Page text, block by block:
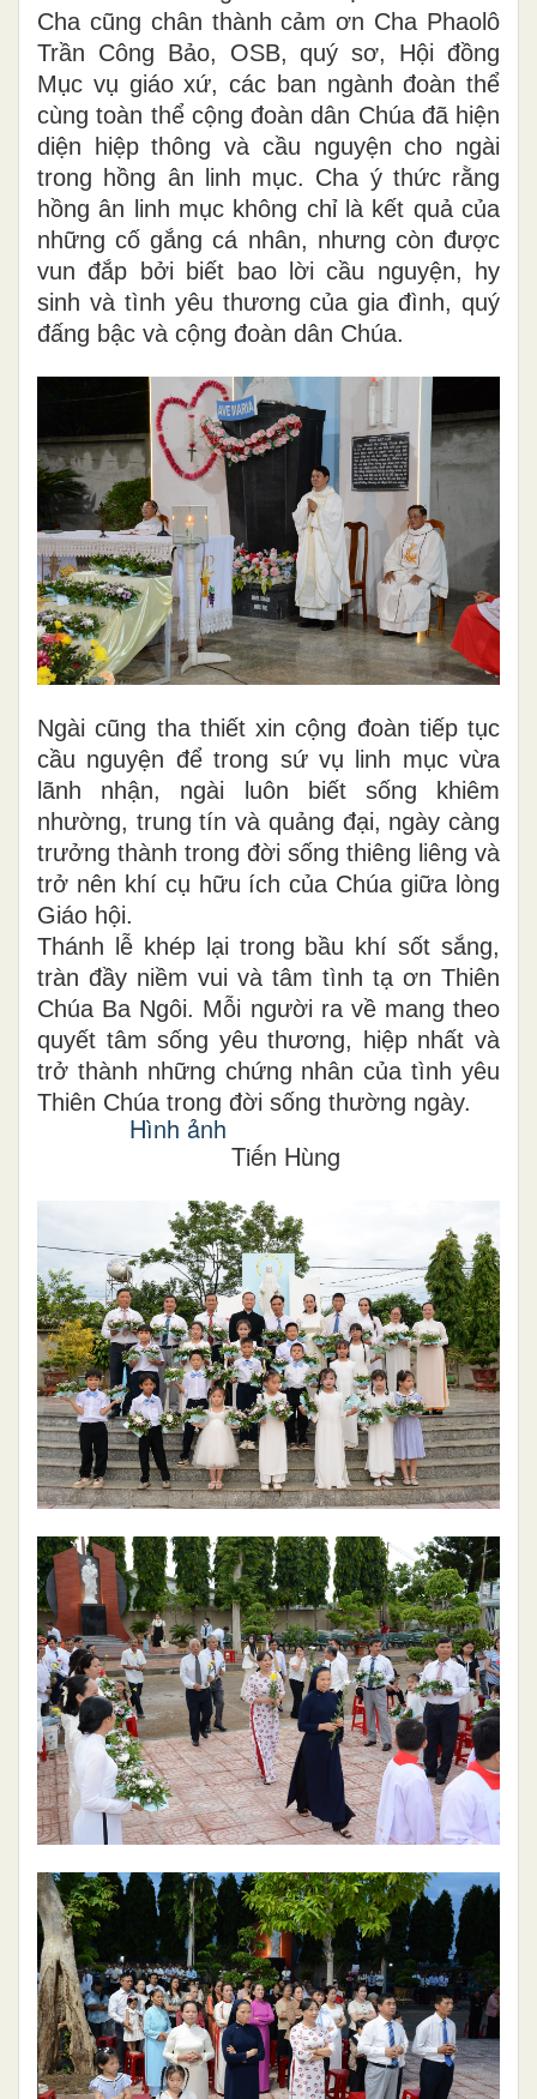
Cha cũng chân thành cảm ơn Cha Phaolô
Trần Công Bảo, OSB, quý sơ, Hội đồng
Mục vụ giáo xứ, các ban ngành đoàn thể
cùng toàn thể cộng đoàn dân Chúa đã hiện
diện hiệp thông và cầu nguyện cho ngài
trong hồng ân linh mục. Cha ý thức rằng
hồng ân linh mục không chỉ là kết quả của
những cố gắng cá nhân, nhưng còn được
vun đắp bởi biết bao lời cầu nguyện, hy
sinh và tình yêu thương của gia đình, quý
đấng bậc và cộng đoàn dân Chúa.
Ngài cũng tha thiết xin cộng đoàn tiếp tục
cầu nguyện để trong sứ vụ linh mục vừa
lãnh nhận, ngài luôn biết sống khiêm
nhường, trung tín và quảng đại, ngày càng
trưởng thành trong đời sống thiêng liêng và
trở nên khí cụ hữu ích của Chúa giữa lòng
Giáo hội.
Thánh lễ khép lại trong bầu khí sốt sắng,
tràn đầy niềm vui và tâm tình tạ ơn Thiên
Chúa Ba Ngôi. Mỗi người ra về mang theo
quyết tâm sống yêu thương, hiệp nhất và
trở thành những chứng nhân của tình yêu
Thiên Chúa trong đời sống thường ngày.
Hình ảnh
Tiến Hùng